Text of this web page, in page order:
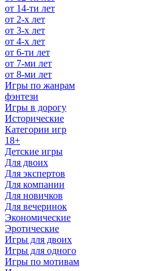
от 14-ти лет
от 2-х лет
от 3-х лет
от 4-х лет
от 6-ти лет
от 7-ми лет
от 8-ми лет
Игры по жанрам
фэнтези
Игры в дорогу
Исторические
Категории игр
18+
Детские игры
Для двоих
Для экспертов
Для компании
Для новичков
Для вечеринок
Экономические
Эротические
Игры для двоих
Игры для одного
Игры по мотивам